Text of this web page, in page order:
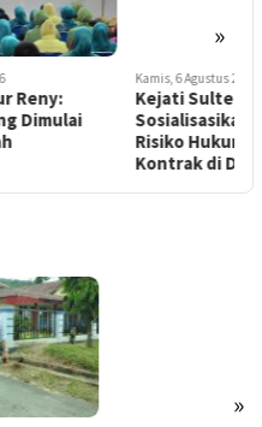
»
Kamis, 6 Agustus 2026
Kejati Sulteng
Sosialisasikan Mitigasi
Risiko Hukum Addendum
Kontrak di Donggala
»